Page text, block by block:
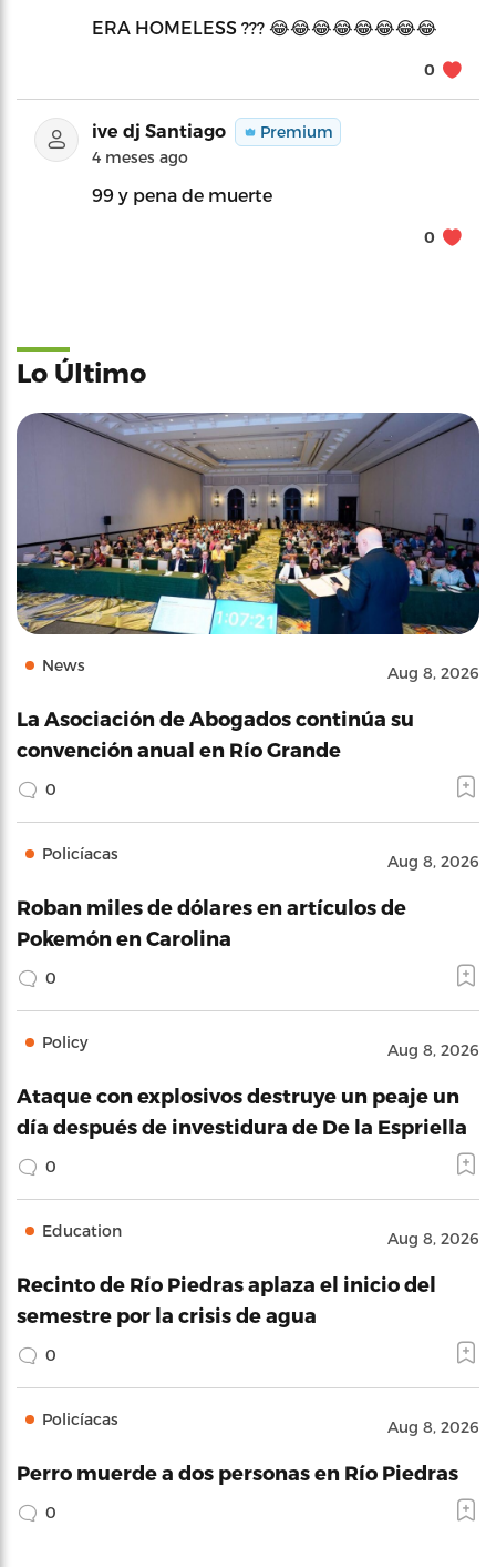
ERA HOMELESS ??? 😂😂😂😂😂😂😂😂
0
ive dj Santiago
Premium
4 meses ago
99 y pena de muerte
0
Lo Último
News Aug 8, 2026
La Asociación de Abogados continúa su
convención anual en Río Grande
0
Policíacas Aug 8, 2026
Roban miles de dólares en artículos de
Pokemón en Carolina
0
Policy Aug 8, 2026
Ataque con explosivos destruye un peaje un
día después de investidura de De la Espriella
0
Education Aug 8, 2026
Recinto de Río Piedras aplaza el inicio del
semestre por la crisis de agua
0
Policíacas Aug 8, 2026
Perro muerde a dos personas en Río Piedras
0